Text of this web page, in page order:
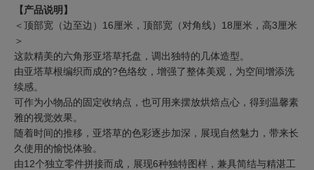
【产品说明】
＜顶部宽（边至边）16厘米，顶部宽（对角线）18厘米，高3厘米
＞
这款精美的六角形亚塔草托盘，调出独特的几体造型。
由亚塔草根编织而成的?色络纹，增强了整体美观，为空间增添洗
续感。
可作为小物品的固定收纳点，也可用来摆放烘焙点心，得到温馨素
雅的视觉效果。
随着时间的推移，亚塔草的色彩逐步加深，展现自然魅力，带来长
久使用的愉悦体验。
由12个独立零件拼接而成，展现6种独特图样，兼具简结与精湛工